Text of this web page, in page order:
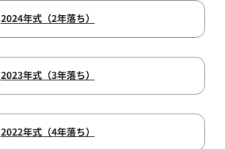
2024年式（2年落ち）
2023年式（3年落ち）
2022年式（4年落ち）